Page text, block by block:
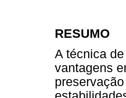
RESUMO
A técnica
vantagens